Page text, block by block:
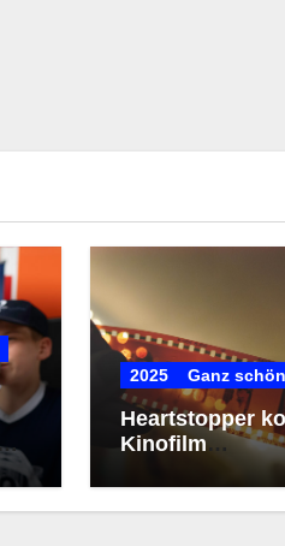
2025 Ganz
Heartstopper
Kinofilm